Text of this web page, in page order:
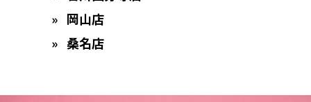
岡山店
桑名店